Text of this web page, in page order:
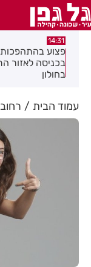
14:31
פצוע
בכניסה לאזור
בחולון
עמוד הבית